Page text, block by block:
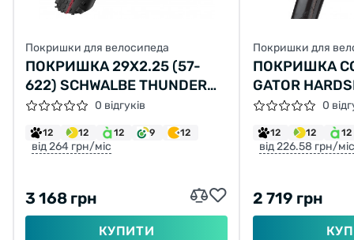
Покришки для велосипеда
ПОКРИШКА 29X2.25 (57-
622) SCHWALBE THUNDER
BURT SNAKESKIN FOLDING
0 відгуків
12 12 12 9 12
від 264 грн/міс
3 168 грн
КУПИТИ
Покришки для
ПОКРИШКА
GATOR
1/4, 32-630,
СКЛАДНА,
SKIN, 450ГР.
0
12 12 12
від 226.58 грн/міс
2 719 грн